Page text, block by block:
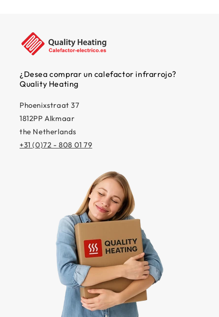
¿Desea comprar un calefactor infrarrojo?
Quality Heating
Phoenixstraat 37
1812PP Alkmaar
the Netherlands
+31 (0)72 - 808 01 79